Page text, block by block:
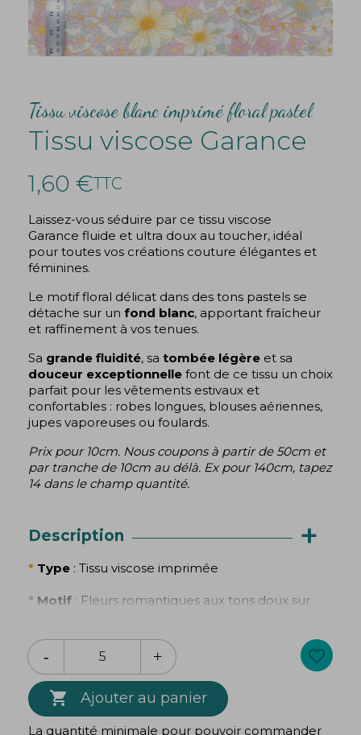
Tissu viscose blanc imprimé floral pastel
Tissu viscose Garance
1,60 €TTC
Laissez-vous séduire par ce tissu viscose
Garance fluide et ultra doux au toucher, idéal
pour toutes vos créations couture élégantes et
féminines.
Le motif floral délicat dans des tons pastels se
détache sur un fond blanc, apportant fraîcheur
et raffinement à vos tenues.
Sa grande fluidité, sa tombée légère et sa
douceur exceptionnelle font de ce tissu un choix
parfait pour les vêtements estivaux et
confortables : robes longues, blouses aériennes,
jupes vaporeuses ou foulards.
Prix pour 10cm. Nous coupons à partir de 50cm et
par tranche de 10cm au délà. Ex pour 140cm, tapez
14 dans le champ quantité.
Description +
* Type : Tissu viscose imprimée
* Motif : Fleurs romantiques aux tons doux sur
* Composition : 100 % viscose
*Toucher: Très doux
*Fluidité: Excellente, tombé souple
 Ajouter au panier
favorite_border
La quantité minimale pour pouvoir commander